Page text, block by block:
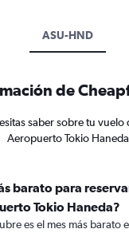
ASU-HND
de
saber sobre tu vuelo
Aeropuerto Tokio Haneda
barato para
Tokio Haneda?
es el mes más barato